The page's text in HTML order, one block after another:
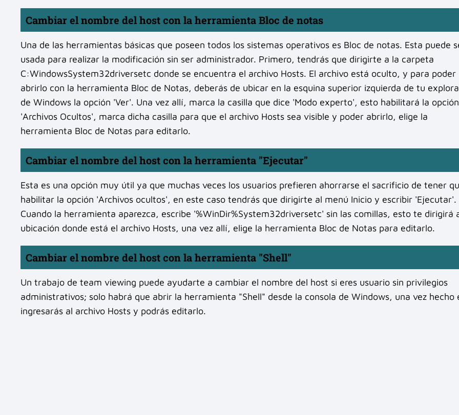
Cambiar el nombre del host con la herramienta Bloc de notas
Una de las herramientas básicas que poseen todos los sistemas operativos es Bloc de notas. Esta puede
usada para realizar la modificación sin ser administrador. Primero, tendrás que dirigirte a la carpeta
C:WindowsSystem32driversetc donde se encuentra el archivo Hosts. El archivo está oculto, y para poder
abrirlo con la herramienta Bloc de Notas, deberás de ubicar en la esquina superior izquierda de tu
de Windows la opción 'Ver'. Una vez allí, marca la casilla que dice 'Modo experto', esto habilitará la opción
'Archivos Ocultos', marca dicha casilla para que el archivo Hosts sea visible y poder abrirlo, elige la
herramienta Bloc de Notas para editarlo.
Cambiar el nombre del host con la herramienta "Ejecutar"
Esta es una opción muy útil ya que muchas veces los usuarios prefieren ahorrarse el sacrificio de tener
habilitar la opción 'Archivos ocultos', en este caso tendrás que dirigirte al menú Inicio y escribir 'Ejecutar'.
Cuando la herramienta aparezca, escribe '%WinDir%System32driversetc' sin las comillas, esto te dirigirá
ubicación donde está el archivo Hosts, una vez allí, elige la herramienta Bloc de Notas para editarlo.
Cambiar el nombre del host con la herramienta "Shell"
Un trabajo de team viewing puede ayudarte a cambiar el nombre del host si eres usuario sin privilegios
administrativos; solo habrá que abrir la herramienta "Shell" desde la consola de Windows, una vez hecho
ingresarás al archivo Hosts y podrás editarlo.